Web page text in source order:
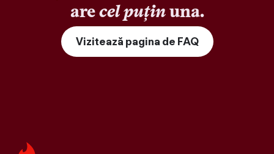
arecel puținuna.
Vizitează pagina de FAQ